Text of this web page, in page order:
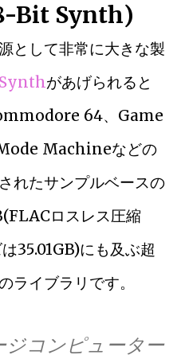
Bit Synth)
として非常に大きな製
があげられると
64、Game
Machineなどの
れたサンプルベースの
ロスレス圧縮
35.01GB)にも及ぶ超
ライブラリです。
コンピューター